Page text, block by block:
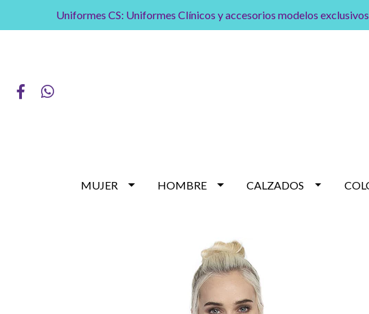
Uniformes CS: Uniformes Clínicos y accesorios modelos
MUJER HOMBRE CALZADOS